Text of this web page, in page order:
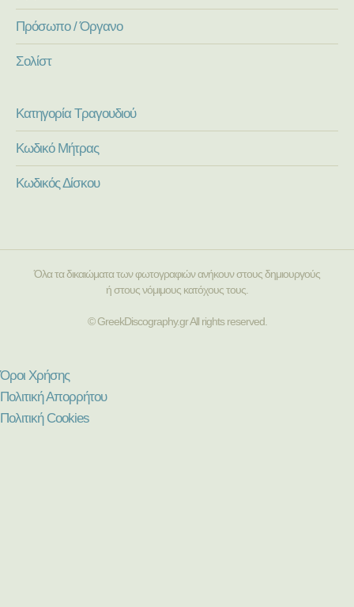
Πρόσωπο / Όργανο
Σολίστ
Κατηγορία Τραγουδιού
Κωδικό Μήτρας
Κωδικός Δίσκου
Όλα τα δικαιώματα των φωτογραφιών ανήκουν στους δημιουργούς
ή στους νόμιμους κατόχους τους.
© GreekDiscography.gr All rights reserved.
Όροι Χρήσης
Πολιτική Απορρήτου
Πολιτική Cookies